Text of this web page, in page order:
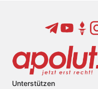
Unterstützen